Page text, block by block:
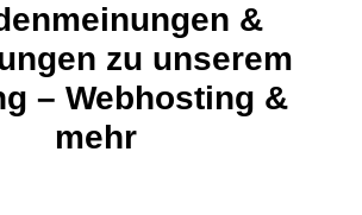
&
zu unserem
– Webhosting &
mehr